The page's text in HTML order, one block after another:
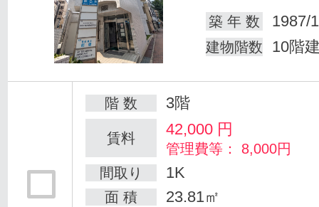
築 年 数
1987/
建物階数 10階
階 数 3階
賃料 42,000 円
管理費等： 8,000円
間取り
1K
面 積 23.81㎡